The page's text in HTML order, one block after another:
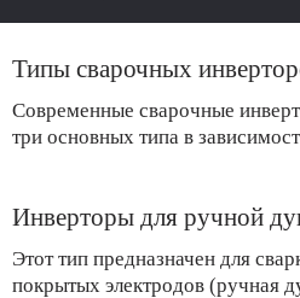
Типы сварочных
Современные сварочные
три основных типа в
Инверторы для ручной
Этот тип предназначен для
покрытых электродов (ручная